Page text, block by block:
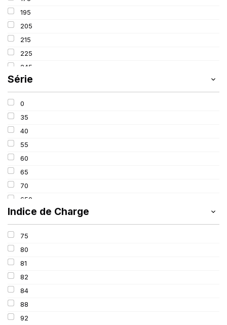
195
205
215
225
245
Série
0
35
40
55
60
65
70
650
Indice de Charge
75
80
81
82
84
88
92